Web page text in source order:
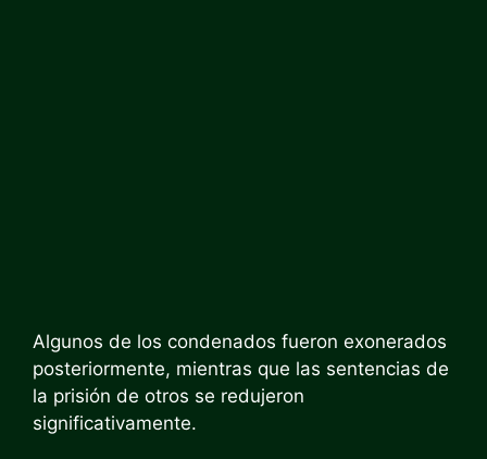
Algunos de los condenados fueron exonerados
posteriormente, mientras que las sentencias de
la prisión de otros se redujeron
significativamente.